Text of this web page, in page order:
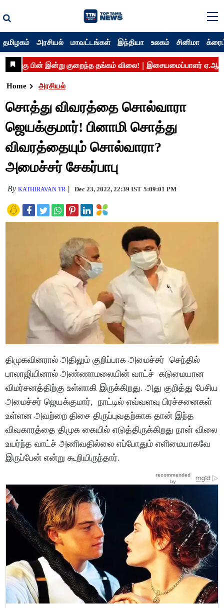
தமிழகம் அரசியல் மாவட்டங்கள் இந்தியா உலகம் சினிமா
Home அரசியல்
சொத்து விவரத்தை சொல்வாரா
ஜெயக்குமார்! பினாமி சொத்து
விவரத்தையும் சொல்வாரா?
அமைச்சர் சேகர்பாபு
ByKATHIRAVAN TR Dec 23, 2022, 22:39 IST 5:09:01 PM
திமுகவினரால் அதிலும் குறிப்பாக அமைச்சர் செந்தில்
பாலாஜியினால் அண்ணாமலையின் வாட்ச் கடுமையான
விமர்சனத்திற்கு உள்ளாகி இருக்கிறது. அது குறித்து பேசிய
அமைச்சர் ஜெயக்குமார், நாட்டில் எவ்வளவு பிரச்சனைகள்
உள்ளன அவற்றை திசை திருப்புவதற்காக தான் இந்த
விவகாரத்தை திமுக கையில் எடுத்திருக்கிறது நான் விலை
உயர்ந்த வாட்ச் அணிவதில்லை எப்போதும் எளிமையாகவே
இருப்பேன் என்று கூறியிருந்தார்.